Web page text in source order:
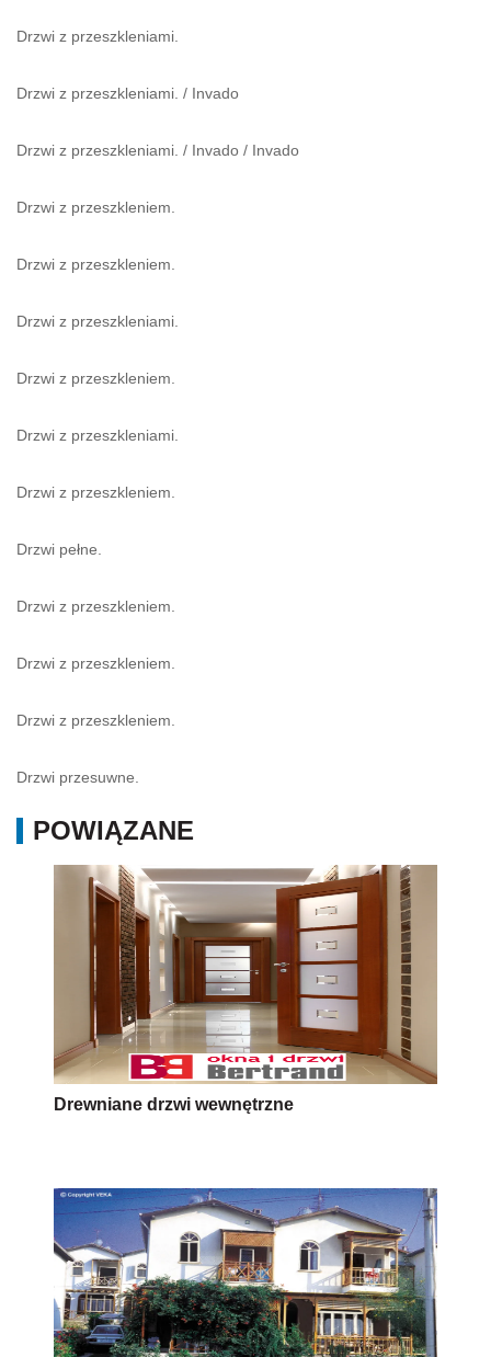
Drzwi z przeszkleniami.
Drzwi z przeszkleniami. / Invado
Drzwi z przeszkleniami. / Invado / Invado
Drzwi z przeszkleniem.
Drzwi z przeszkleniem.
Drzwi z przeszkleniami.
Drzwi z przeszkleniem.
Drzwi z przeszkleniami.
Drzwi z przeszkleniem.
Drzwi pełne.
Drzwi z przeszkleniem.
Drzwi z przeszkleniem.
Drzwi z przeszkleniem.
Drzwi przesuwne.
POWIĄZANE
Drewniane drzwi wewnętrzne